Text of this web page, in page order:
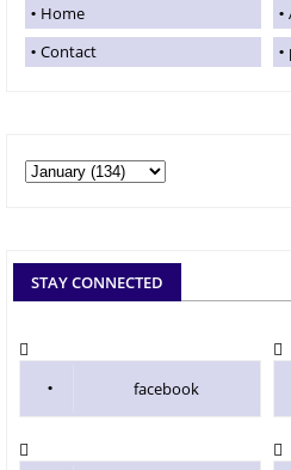
Home
Contact
STAY CONNECTED
facebook